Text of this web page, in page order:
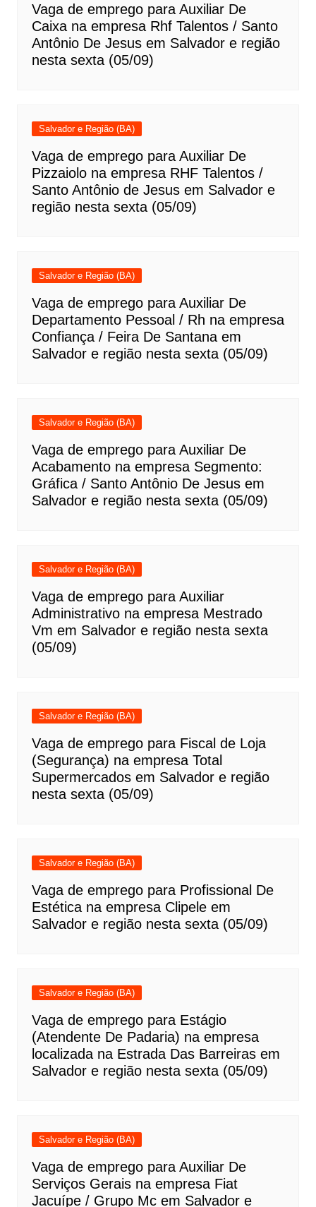
Vaga de emprego para Auxiliar De
Caixa na empresa Rhf Talentos / Santo
Antônio De Jesus em Salvador e região
nesta sexta (05/09)
Salvador e Região (BA)
Vaga de emprego para Auxiliar De
Pizzaiolo na empresa RHF Talentos /
Santo Antônio de Jesus em Salvador e
região nesta sexta (05/09)
Salvador e Região (BA)
Vaga de emprego para Auxiliar De
Departamento Pessoal / Rh na empresa
Confiança / Feira De Santana em
Salvador e região nesta sexta (05/09)
Salvador e Região (BA)
Vaga de emprego para Auxiliar De
Acabamento na empresa Segmento:
Gráfica / Santo Antônio De Jesus em
Salvador e região nesta sexta (05/09)
Salvador e Região (BA)
Vaga de emprego para Auxiliar
Administrativo na empresa Mestrado
Vm em Salvador e região nesta sexta
(05/09)
Salvador e Região (BA)
Vaga de emprego para Fiscal de Loja
(Segurança) na empresa Total
Supermercados em Salvador e região
nesta sexta (05/09)
Salvador e Região (BA)
Vaga de emprego para Profissional De
Estética na empresa Clipele em
Salvador e região nesta sexta (05/09)
Salvador e Região (BA)
Vaga de emprego para Estágio
(Atendente De Padaria) na empresa
localizada na Estrada Das Barreiras em
Salvador e região nesta sexta (05/09)
Salvador e Região (BA)
Vaga de emprego para Auxiliar De
Serviços Gerais na empresa Fiat
Jacuípe / Grupo Mc em Salvador e